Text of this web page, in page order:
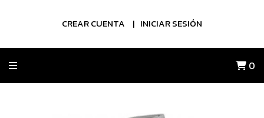
CREAR CUENTA INICIAR SESIÓN
0